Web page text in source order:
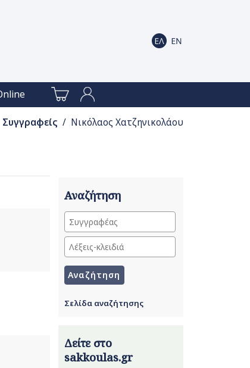
Συγγραφείς / Νικόλαος Χατζηνικολάου
Αναζήτηση
Σελίδα αναζήτησης
Δείτε στο
sakkoulas.gr